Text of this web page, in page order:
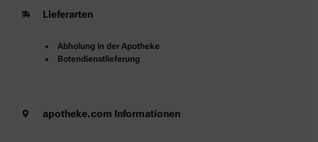
Lieferarten
Abholung in der Apotheke
Botendienstlieferung
apotheke.com Informationen